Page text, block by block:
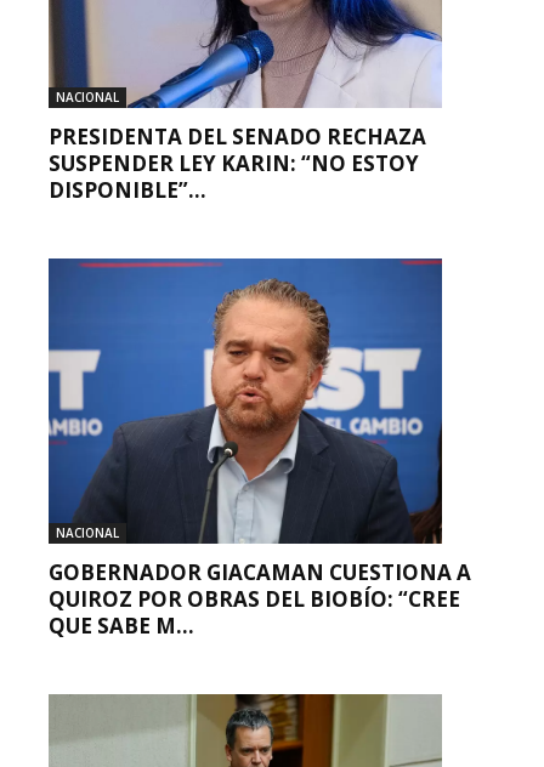
NACIONAL
PRESIDENTA DEL SENADO RECHAZA
SUSPENDER LEY KARIN: “NO ESTOY
DISPONIBLE”...
NACIONAL
GOBERNADOR GIACAMAN CUESTIONA A
QUIROZ POR OBRAS DEL BIOBÍO: “CREE
QUE SABE M...